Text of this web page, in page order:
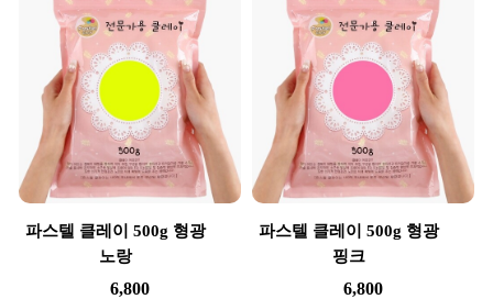
파스텔 클레이 500g 형광
노랑
6,800
파스텔 클레이 500g 형광
핑크
6,800